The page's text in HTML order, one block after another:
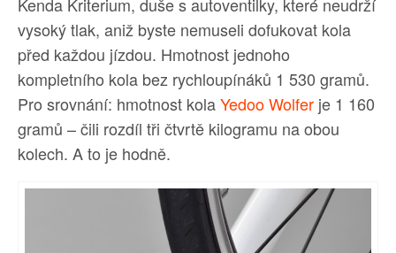
vysoký tlak, aniž byste nemuseli dofukovat kola
před každou jízdou. Hmotnost jednoho
kompletního kola bez rychloupínáků 1 530 gramů.
Pro srovnání: hmotnost kolaYedoo Wolfer je 1 160
gramů – čili rozdíl tři čtvrtě kilogramu na obou
kolech. A to je hodně.